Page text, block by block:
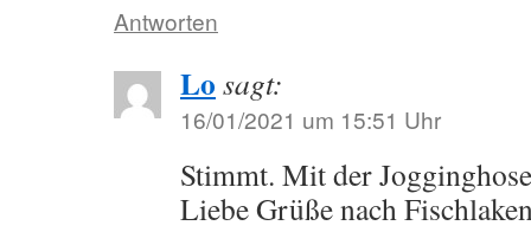
Antworten
Lo sagt:
16/01/2021 um 15:51 Uhr
Stimmt. Mit der
Liebe Grüße nach